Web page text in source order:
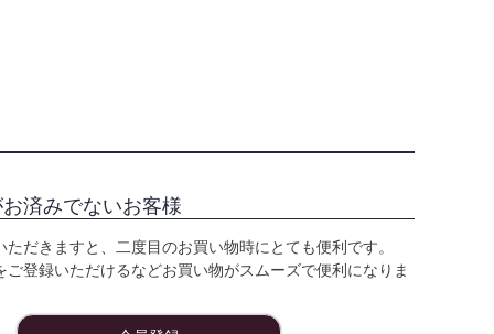
済みでないお客様
だきますと、二度目のお買い物時にとても便利です。
ご登録いただけるなどお買い物がスムーズで便利になりま